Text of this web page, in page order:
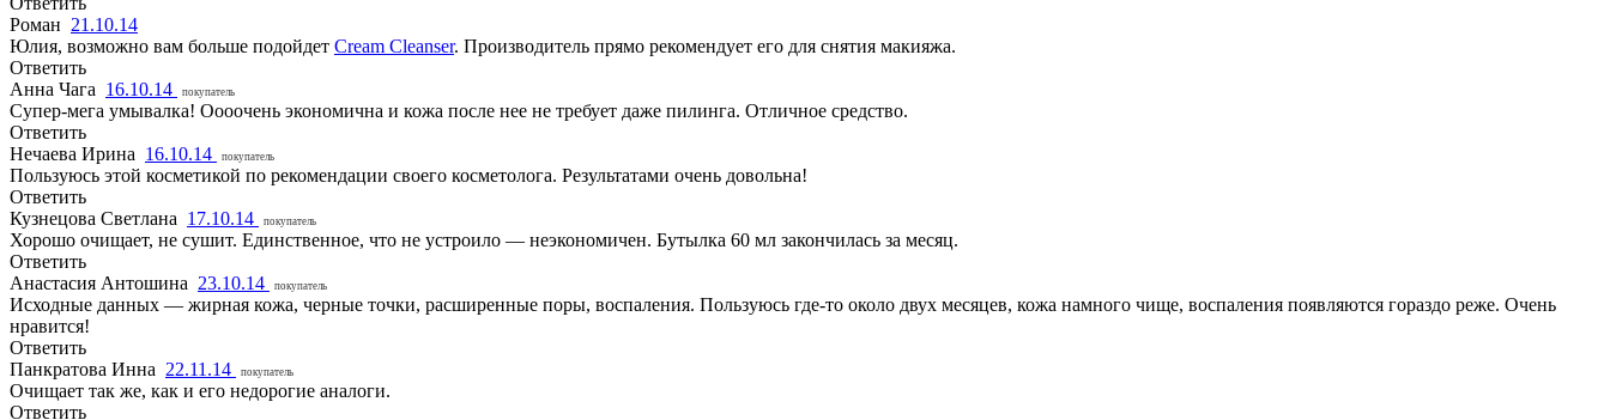
Роман 21.10.14
Юлия, возможно вам больше подойдет Cream Cleanser. Производитель прямо рекомендует его для снятия макияжа.
Ответить
Анна Чага 16.10.14 покупатель
Супер-мега умывалка! Оооочень экономична и кожа после нее не требует даже пилинга. Отличное средство.
Ответить
Нечаева Ирина 16.10.14 покупатель
Пользуюсь этой косметикой по рекомендации своего косметолога. Результатами очень довольна!
Ответить
Кузнецова Светлана 17.10.14 покупатель
Хорошо очищает, не сушит. Единственное, что не устроило — неэкономичен. Бутылка 60 мл закончилась за месяц.
Ответить
Анастасия Антошина 23.10.14 покупатель
Исходные данных — жирная кожа, черные точки, расширенные поры, воспаления. Пользуюсь где-то около двух месяцев, кожа намного чище, воспаления появляются гораздо реже. Очень
нравится!
Ответить
Панкратова Инна 22.11.14 покупатель
Очищает так же, как и его недорогие аналоги.
Ответить